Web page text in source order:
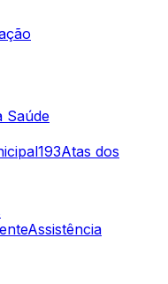
Saúde
193Atas dos
Assistência